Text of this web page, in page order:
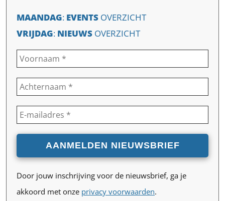
MAANDAG: EVENTS OVERZICHT
VRIJDAG: NIEUWS OVERZICHT
Door jouw inschrijving voor de nieuwsbrief, ga je
akkoord met onze privacy voorwaarden.